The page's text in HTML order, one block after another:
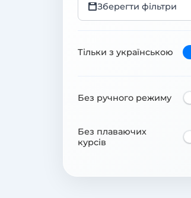
Зберегти фільтри
Тільки з українською
Без ручного режиму
Без плаваючих
курсів